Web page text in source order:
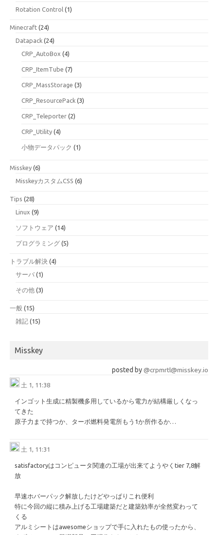
Rotation Control (1)
Minecraft (24)
Datapack (24)
CRP_AutoBox (4)
CRP_ItemTube (7)
CRP_MassStorage (3)
CRP_ResourcePack (3)
CRP_Teleporter (2)
CRP_Utility (4)
小物データパック (1)
Misskey (6)
MisskeyカスタムCSS (6)
Tips (28)
Linux (9)
ソフトウェア (14)
プログラミング (5)
トラブル解決 (4)
サーバ (1)
その他 (3)
一般 (15)
雑記 (15)
Misskey
posted by@crpmrtl@misskey.io
土 1, 11:38
インゴット生成に精製機多用しているから電力が結構厳しくなっ
てきた
原子力まで持つか、ターボ燃料発電所もう1か所作るか…
土 1, 11:31
satisfactoryはコンピュータ関連の工場が出来てようやくtier 7,8解
放
早速ホバーパック解放したけどやっぱりこれ便利
特に今回の縦に積み上げる工場建築だと建築効率が全然変わって
くる
アルミシートはawesomeショップで手に入れたもの使ったから、